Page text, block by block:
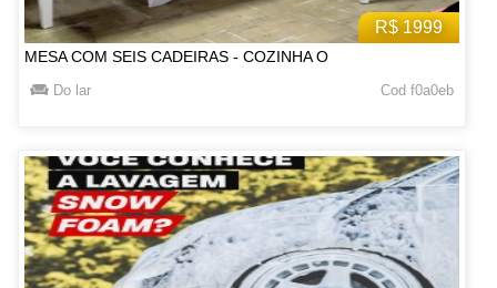
R$ 1999
MESA COM SEIS CADEIRAS - COZINHA O
Do lar Cod f0a0eb